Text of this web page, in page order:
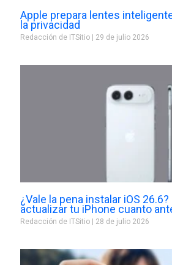
Apple prepara lentes
la privacidad
Redacción de ITSitio 29 de julio 2026
¿Vale la pena instalar iOS
actualizar tu iPhone cuanto
Redacción de ITSitio 28 de julio 2026